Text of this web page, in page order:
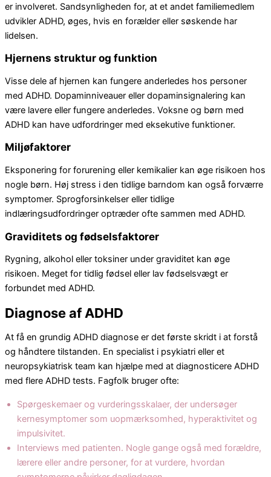
er involveret. Sandsynligheden for, at et andet familiemedlem
udvikler ADHD, øges, hvis en forælder eller søskende har
lidelsen.
Hjernens struktur og funktion
Visse dele af hjernen kan fungere anderledes hos personer
med ADHD. Dopaminniveauer eller dopaminsignalering kan
være lavere eller fungere anderledes. Voksne og børn med
ADHD kan have udfordringer med eksekutive funktioner.
Miljøfaktorer
Eksponering for forurening eller kemikalier kan øge risikoen hos
nogle børn. Høj stress i den tidlige barndom kan også forværre
symptomer. Sprogforsinkelser eller tidlige
indlæringsudfordringer optræder ofte sammen med ADHD.
Graviditets og fødselsfaktorer
Rygning, alkohol eller toksiner under graviditet kan øge
risikoen. Meget for tidlig fødsel eller lav fødselsvægt er
forbundet med ADHD.
Diagnose af ADHD
At få en grundig ADHD diagnose er det første skridt i at forstå
og håndtere tilstanden. En specialist i psykiatri eller et
neuropsykiatrisk team kan hjælpe med at diagnosticere ADHD
med flere ADHD tests. Fagfolk bruger ofte:
Spørgeskemaer og vurderingsskalaer, der undersøger
kernesymptomer som uopmærksomhed, hyperaktivitet og
impulsivitet.
Interviews med patienten. Nogle gange også med forældre,
lærere eller andre personer, for at vurdere, hvordan